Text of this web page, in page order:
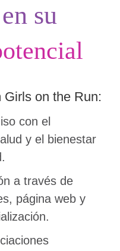
su
on the Run:
con el
y el bienestar
a través de
página web y